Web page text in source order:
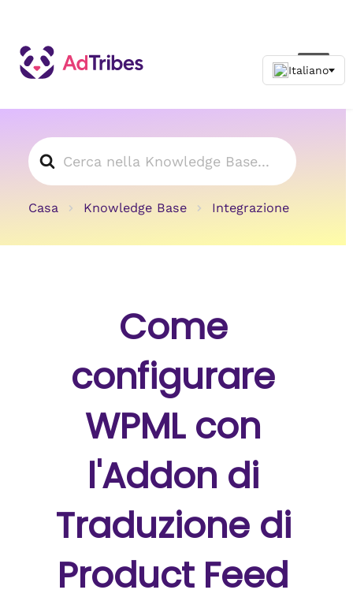
Cerca
Casa Knowledge Base Integrazione
Come
configurare
WPML con
l'Addon di
Traduzione di
Product Feed